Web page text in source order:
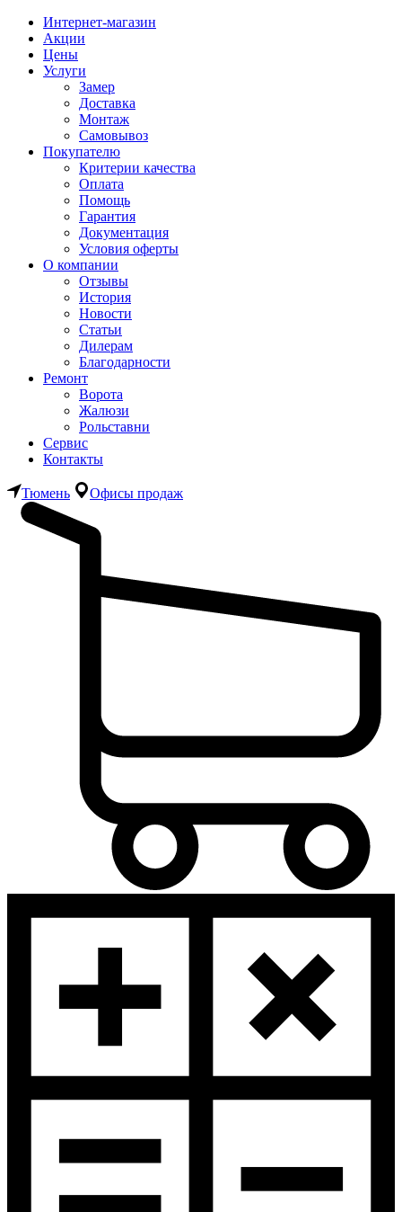
Интернет-магазин
Акции
Цены
Услуги
Замер
Доставка
Монтаж
Самовывоз
Покупателю
Критерии качества
Оплата
Помощь
Гарантия
Документация
Условия оферты
О компании
Отзывы
История
Новости
Статьи
Дилерам
Благодарности
Ремонт
Ворота
Жалюзи
Рольставни
Сервис
Контакты
Тюмень Офисы продаж